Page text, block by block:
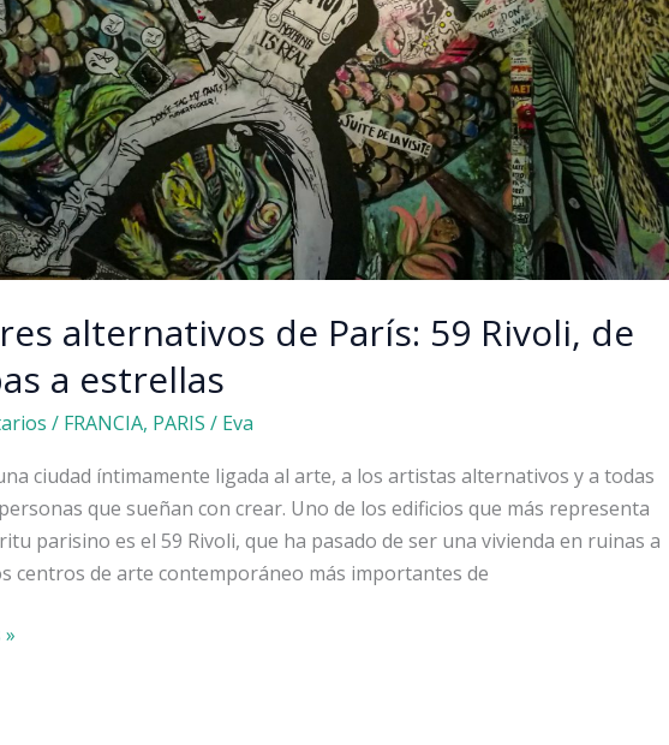
alternativos de París: 59 Rivoli, de
a estrellas
/ FRANCIA, PARIS / Eva
ciudad íntimamente ligada al arte, a los artistas alternativos y a todas
que sueñan con crear. Uno de los edificios que más representa
parisino es el 59 Rivoli, que ha pasado de ser una vivienda en ruinas a
centros de arte contemporáneo más importantes de